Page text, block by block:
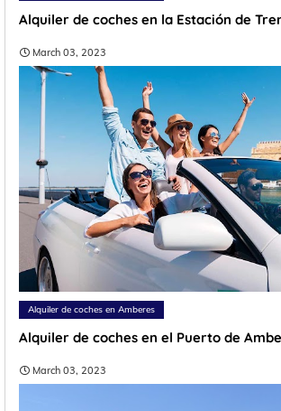
Alquiler de coches en la Estación de
March 03, 2023
Alquiler de coches en Amberes
Alquiler de coches en el Puerto de
March 03, 2023